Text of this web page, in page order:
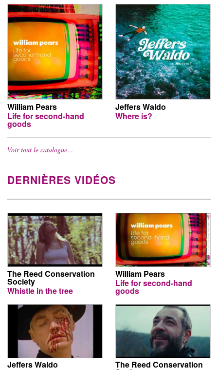
William Pears
Life for second-hand
goods
Jeffers Waldo
Where is?
Voir tout le catalogue…
DERNIÈRES VIDÉOS
The Reed Conservation
Society
Whistle in the tree
William Pears
Life for second-hand
goods
Jeffers Waldo
The Reed Conservation